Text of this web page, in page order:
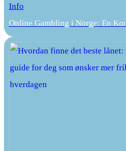
Info
Online Gambling i Norge: En